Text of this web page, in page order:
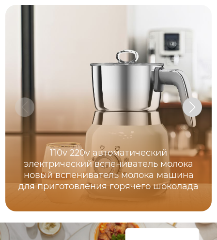
110v 220v автоматический
электрический вспениватель молока
новый вспениватель молока машина
для приготовления горячего шоколада